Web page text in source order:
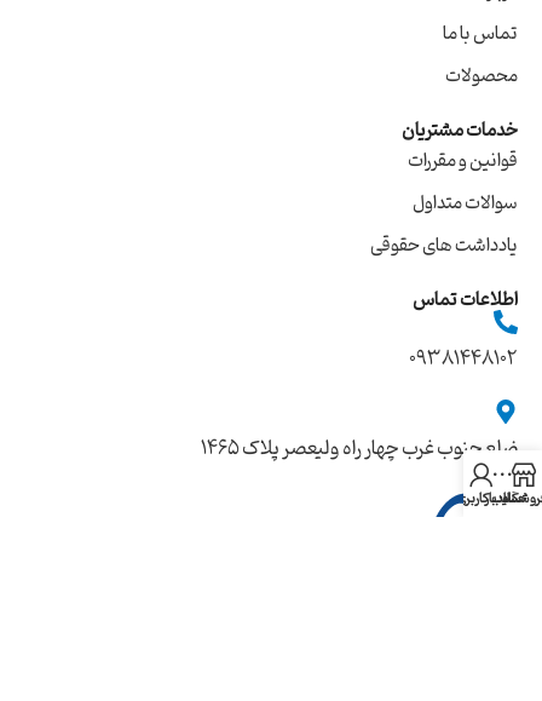
تماس با ما
محصولات
خدمات مشتریان
قوانین و مقررات
سوالات متداول
یادداشت های حقوقی
اطلاعات تماس
09381448102
ضلع جنوب غرب چهار راه ولیعصر پلاک ۱۴۶۵
سایدبار
حساب کاربری من